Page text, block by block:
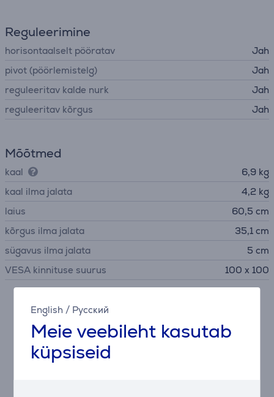
English / Русский
Meie veebileht kasutab
küpsiseid
Reguleerimine
horisontaalselt pööratav
Jah
pivot (pöörlemistelg)
Jah
reguleeritav kalde nurk
Jah
reguleeritav kõrgus
Jah
Mõõtmed
kaal
6,9 kg
kaal ilma jalata
4,2 kg
laius
60,5 cm
kõrgus ilma jalata
35,1 cm
sügavus ilma jalata
5 cm
VESA kinnituse suurus
100 x 100
ROG Swift OLED PG27AQDM kasutab 240 Hz OLED-